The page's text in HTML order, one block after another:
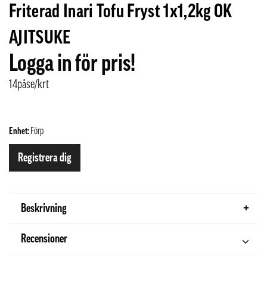
Friterad Inari Tofu Fryst 1x1,2kg OK
AJITSUKE
Logga in för pris!
14påse/krt
Enhet: Förp
Registrera dig
Beskrivning
Recensioner